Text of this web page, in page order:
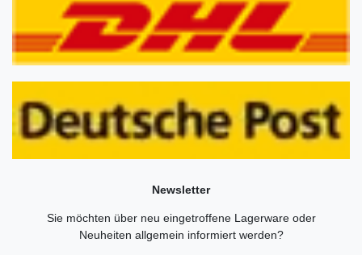
Newsletter
Sie möchten über neu eingetroffene Lagerware oder
Neuheiten allgemein informiert werden?